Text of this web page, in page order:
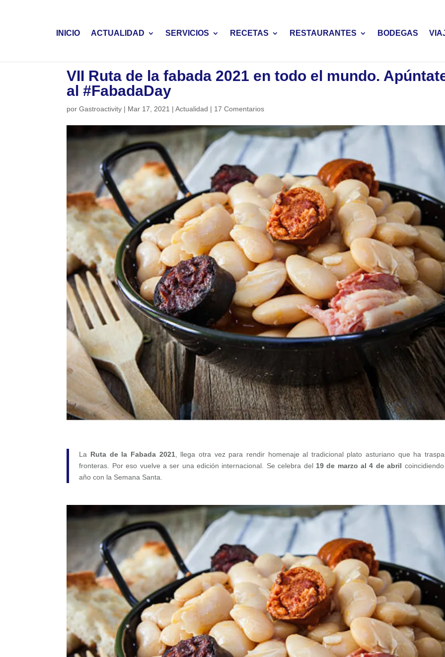
INICIO ACTUALIDAD SERVICIOS RECETAS RESTAURANTES BODEGAS
VII Ruta de la fabada 2021 en todo el mundo.
al #FabadaDay
porGastroactivity | Mar 17, 2021 |Actualidad | 17 Comentarios
La Ruta de la Fabada 2021, llega otra vez para rendir homenaje al tradicional plato asturiano que ha
fronteras. Por eso vuelve a ser una edición internacional. Se celebra del19 de marzo al 4 de abril
año con la Semana Santa.